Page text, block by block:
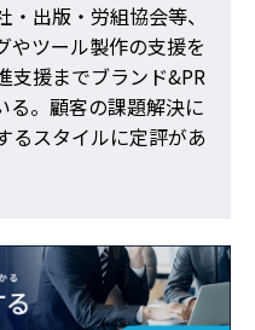
出版・労組協会等、
やツール製作の支援を
支援までブランド&PR
る。顧客の課題解決に
るスタイルに定評があ